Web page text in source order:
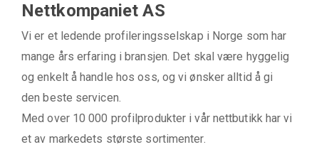
Nettkompaniet AS
Vi er et ledende profileringsselskap i Norge som har
mange års erfaring i bransjen. Det skal være hyggelig
og enkelt å handle hos oss, og vi ønsker alltid å gi
den beste servicen.
Med over 10 000 profilprodukter i vår nettbutikk har vi
et av markedets største sortimenter.